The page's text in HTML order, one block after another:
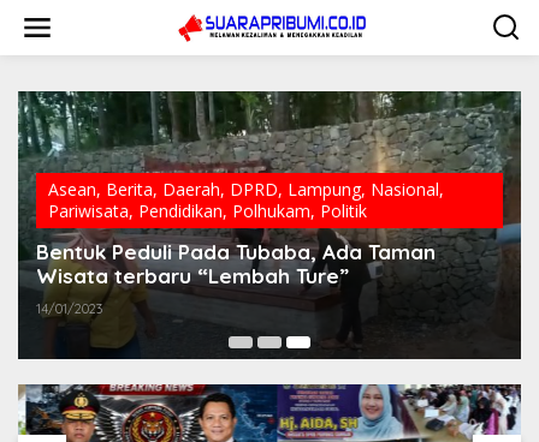
w
Asean, Berita, Daerah, DPRD, Lampung, Nasional,
Pariwisata, Pendidikan, Polhukam, Politik
Bentuk Peduli Pada Tubaba, Ada Taman
Wisata terbaru “Lembah Ture”
14/01/2023